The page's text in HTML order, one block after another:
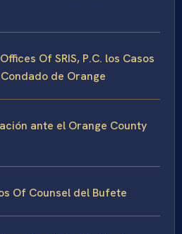
Of SRIS, P.C. los Casos
de Orange
ante el Orange County
Of Counsel del Bufete